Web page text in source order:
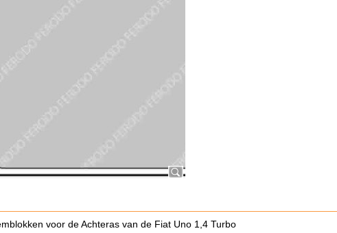
voor de Achteras van de Fiat Uno 1,4 Turbo